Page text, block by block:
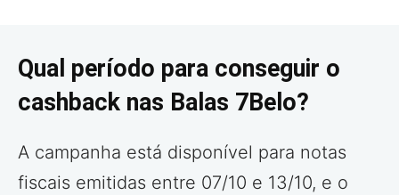
Qual período para conseguir o
cashback nas Balas 7Belo?
A campanha está disponível para notas
fiscais emitidas entre 07/10 e 13/10, e o